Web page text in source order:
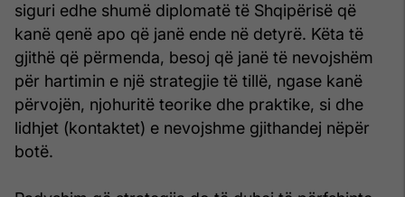
siguri edhe shumë diplomatë të Shqipërisë që
kanë qenë apo që janë ende në detyrë. Këta të
gjithë që përmenda, besoj që janë të nevojshëm
për hartimin e një strategjie të tillë, ngase kanë
përvojën, njohuritë teorike dhe praktike, si dhe
lidhjet (kontaktet) e nevojshme gjithandej nëpër
botë.